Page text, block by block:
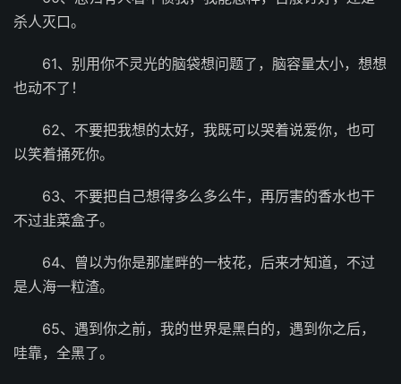
杀人灭口。
61、别用你不灵光的脑袋想问题了，脑容量太小，想想
也动不了！
62、不要把我想的太好，我既可以哭着说爱你，也可
以笑着捅死你。
63、不要把自己想得多么多么牛，再厉害的香水也干
不过韭菜盒子。
64、曾以为你是那崖畔的一枝花，后来才知道，不过
是人海一粒渣。
65、遇到你之前，我的世界是黑白的，遇到你之后，
哇靠，全黑了。